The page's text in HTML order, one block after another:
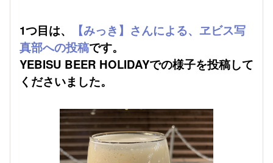
1つ目は、
【みっき】さんによる、ヱビス写
真部への投稿です。
YEBISU BEER HOLIDAYでの様子を投稿して
くださいました。